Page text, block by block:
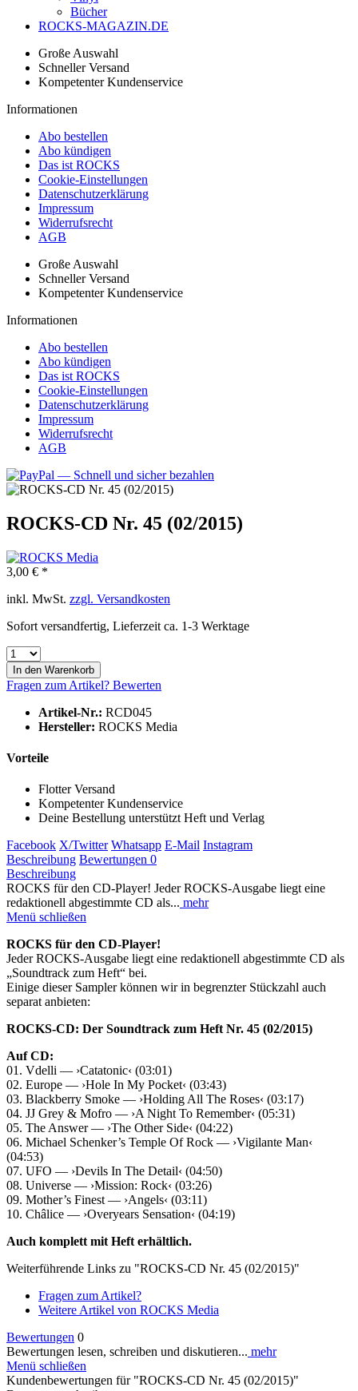
Bücher
ROCKS-MAGAZIN.DE
Große Auswahl
Schneller Versand
Kompetenter Kundenservice
Informationen
Abo bestellen
Abo kündigen
Das ist ROCKS
Cookie-Einstellungen
Datenschutzerklärung
Impressum
Widerrufsrecht
AGB
Große Auswahl
Schneller Versand
Kompetenter Kundenservice
Informationen
Abo bestellen
Abo kündigen
Das ist ROCKS
Cookie-Einstellungen
Datenschutzerklärung
Impressum
Widerrufsrecht
AGB
ROCKS-CD Nr. 45 (02/2015)
3,00 € *
inkl. MwSt. zzgl. Versandkosten
Sofort versandfertig, Lieferzeit ca. 1-3 Werktage
In den Warenkorb
Fragen zum Artikel? Bewerten
Artikel-Nr.: RCD045
Hersteller: ROCKS Media
Vorteile
Flotter Versand
Kompetenter Kundenservice
Deine Bestellung unterstützt Heft und Verlag
Facebook X/Twitter Whatsapp E-Mail Instagram
Beschreibung Bewertungen 0
Beschreibung
ROCKS für den CD-Player! Jeder ROCKS-Ausgabe liegt eine
redaktionell abgestimmte CD als... mehr
Menü schließen
ROCKS für den CD-Player!
Jeder ROCKS-Ausgabe liegt eine redaktionell abgestimmte CD als
„Soundtrack zum Heft“ bei.
Einige dieser Sampler können wir in begrenzter Stückzahl auch
separat anbieten:
ROCKS-CD: Der Soundtrack zum Heft Nr. 45 (02/2015)
Auf CD:
01. Vdelli — ›Catatonic‹ (03:01)
02. Europe — ›Hole In My Pocket‹ (03:43)
03. Blackberry Smoke — ›Holding All The Roses‹ (03:17)
04. JJ Grey & Mofro — ›A Night To Remember‹ (05:31)
05. The Answer — ›The Other Side‹ (04:22)
06. Michael Schenker’s Temple Of Rock — ›Vigilante Man‹
(04:53)
07. UFO — ›Devils In The Detail‹ (04:50)
08. Universe — ›Mission: Rock‹ (03:26)
09. Mother’s Finest — ›Angels‹ (03:11)
10. Châlice — ›Overyears Sensation‹ (04:19)
Auch komplett mit Heft erhältlich.
Weiterführende Links zu "ROCKS-CD Nr. 45 (02/2015)"
Fragen zum Artikel?
Weitere Artikel von ROCKS Media
Bewertungen 0
Bewertungen lesen, schreiben und diskutieren... mehr
Menü schließen
Kundenbewertungen für "ROCKS-CD Nr. 45 (02/2015)"